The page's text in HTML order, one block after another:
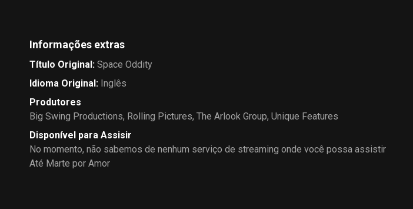
Informações extras
Título Original: Space Oddity
Idioma Original: Inglês
Produtores
Big Swing Productions, Rolling Pictures, The Arlook Group, Unique Features
Disponível para Assisir
No momento, não sabemos de nenhum serviço de streaming onde você possa assistir
Até Marte por Amor